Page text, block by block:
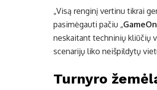
„Visą renginį vertinu tikrai
pasimėgauti pačiu „GameOn
neskaitant techninių kliūčių
scenarijų liko neišpildytų
Turnyro